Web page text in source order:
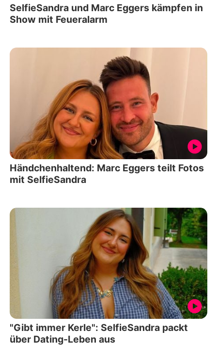
SelfieSandra und Marc Eggers kämpfen in
Show mit Feueralarm
Händchenhaltend: Marc Eggers teilt Fotos
mit SelfieSandra
"Gibt immer Kerle": SelfieSandra packt
über Dating-Leben aus